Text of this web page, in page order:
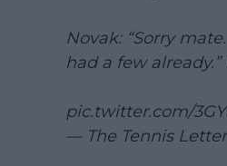
Novak: “Sorry
had a few already.”
pic.twitter.com/
— The Tennis